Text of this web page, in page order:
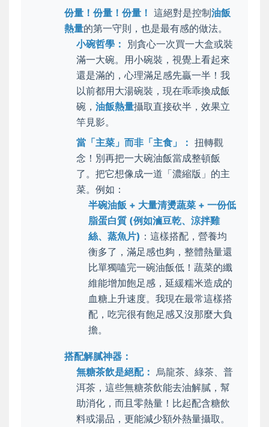
份量！份量！份量！ 這絕對是控制油飯
熱量的第一守則，也是最有感的做法。
小碗哲學：
別貪心一次買一大盒或裝
滿一大碗。用小碗裝，視覺上看起來
還是滿的，心理滿足感先贏一半！我
以前都用大湯碗裝，現在乖乖換成飯
碗， 油飯熱量攝取直接砍半，效果立
竿見影。
當「主菜」而非「主食」： 扭轉觀
念！別再把一大碗油飯當成整頓飯
了。把它想像成一道「濃縮版」的主
菜。例如：
半碗油飯 + 大量清燙蔬菜 + 一份低
脂蛋白質 (例如滷豆乾、涼拌雞
絲、蒸魚片) ：這樣搭配，營養均
衡多了，滿足感也夠，整體熱量還
比單獨嗑完一碗油飯低！蔬菜的纖
維能增加飽足感，延緩糯米造成的
血糖上升速度。我現在最常這樣搭
配，吃完很有飽足感又沒那麼大負
擔。
搭配解膩神器：
無糖茶飲是絕配： 烏龍茶、綠茶、普
洱茶，這些無糖茶飲能去油解膩，幫
助消化，而且零熱量！比起配含糖飲
料或湯品，更能減少額外熱量攝取。